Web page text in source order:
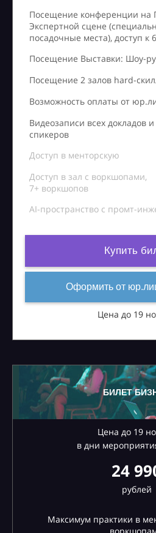
Посещение конференции на
Экспертной сцене
посадочные места), доступ к
Посещение Выставки: Шоу-
Посещение 2 залов hard-
Возможность оплаты от
Видеозаписи всех докладов
спикеров
Доступ в менторскую
Доступ в зал с воркшопами,
7+ воркшопов
AI-пространство с промт-
Купить
Оформить от
Цена до 19
БИЛЕТ
Цена до 19
в дни
24
рублей
Максимум практики в